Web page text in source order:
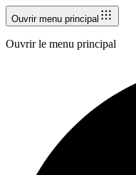
Ouvrir menu principal
Ouvrir le menu principal